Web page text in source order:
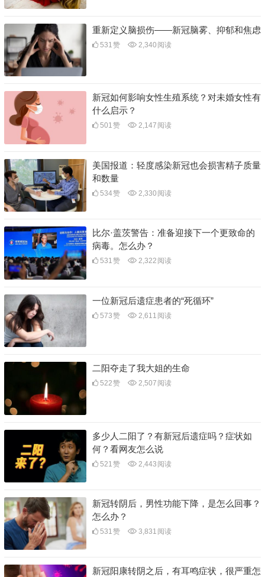
重新定义脑损伤——新冠脑雾、抑郁和焦虑
531 赞 2,340 阅读
新冠如何影响女性生殖系统？对未婚女性有
什么启示？
501赞 2,147 阅读
美国报道：轻度感染新冠也会损害精子质量
和数量
534赞 2,330 阅读
比尔·盖茨警告：准备迎接下一个更致命的
病毒。怎么办？
531赞 2,322 阅读
一位新冠后遗症患者的“死循环”
573赞 2,611 阅读
二阳夺走了我大姐的生命
522赞 2,507 阅读
多少人二阳了？有新冠后遗症吗？症状如
何？看网友怎么说
521 赞 2,443 阅读
新冠转阴后，男性功能下降，是怎么回事？
怎么办？
531赞 3,831 阅读
新冠阳康转阴之后，有耳鸣症状，很严重怎